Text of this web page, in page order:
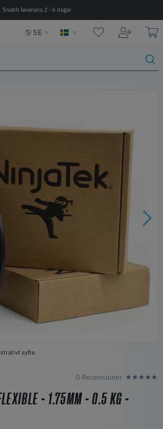
Snabb leverans 2 - 6 dagar
SE
syfte.
0 Recensioner
- 1.75MM - 0.5 KG -